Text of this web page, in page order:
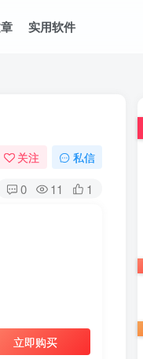
实用软件
关注 私信
0 11 1
立即购买